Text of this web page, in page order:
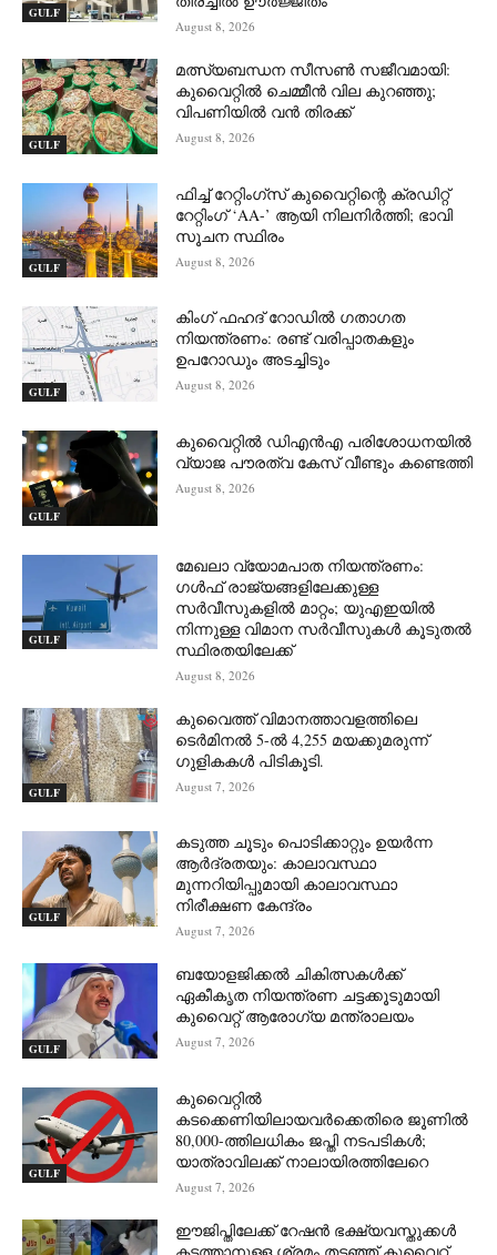
GULF
August 8, 2026
GULF
മത്സ്യബന്ധന സീസൺ സജീവമായി:
കുവൈറ്റിൽ ചെമ്മീൻ വില കുറഞ്ഞു;
വിപണിയിൽ വൻ തിരക്ക്
August 8, 2026
GULF
ഫിച്ച് റേറ്റിംഗ്സ് കുവൈറ്റിന്റെ ക്രഡിറ്റ്
റേറ്റിംഗ് ‘AA-’ ആയി നിലനിർത്തി; ഭാവി
സൂചന സ്ഥിരം
August 8, 2026
GULF
കിംഗ് ഫഹദ് റോഡിൽ ഗതാഗത
നിയന്ത്രണം: രണ്ട് വരിപ്പാതകളും
ഉപറോഡും അടച്ചിടും
August 8, 2026
GULF
കുവൈറ്റിൽ ഡിഎൻഎ പരിശോധനയിൽ
വ്യാജ പൗരത്വ കേസ് വീണ്ടും കണ്ടെത്തി
August 8, 2026
GULF
മേഖലാ വ്യോമപാത നിയന്ത്രണം:
ഗൾഫ് രാജ്യങ്ങളിലേക്കുള്ള
സർവീസുകളിൽ മാറ്റം; യുഎഇയിൽ
നിന്നുള്ള വിമാന സർവീസുകൾ കൂടുതൽ
സ്ഥിരതയിലേക്ക്
August 8, 2026
GULF
കുവൈത്ത് വിമാനത്താവളത്തിലെ
ടെർമിനൽ 5-ൽ 4,255 മയക്കുമരുന്ന്
ഗുളികകൾ പിടികൂടി.
August 7, 2026
GULF
കടുത്ത ചൂടും പൊടിക്കാറ്റും ഉയർന്ന
ആർദ്രതയും: കാലാവസ്ഥാ
മുന്നറിയിപ്പുമായി കാലാവസ്ഥാ
നിരീക്ഷണ കേന്ദ്രം
August 7, 2026
GULF
ബയോളജിക്കൽ ചികിത്സകൾക്ക്
ഏകീകൃത നിയന്ത്രണ ചട്ടക്കൂടുമായി
കുവൈറ്റ് ആരോഗ്യ മന്ത്രാലയം
August 7, 2026
GULF
കുവൈറ്റിൽ
കടക്കെണിയിലായവർക്കെതിരെ ജൂണിൽ
80,000-ത്തിലധികം ജപ്തി നടപടികൾ;
യാത്രാവിലക്ക് നാലായിരത്തിലേറെ
August 7, 2026
ഈജിപ്തിലേക്ക് റേഷൻ ഭക്ഷ്യവസ്തുക്കൾ